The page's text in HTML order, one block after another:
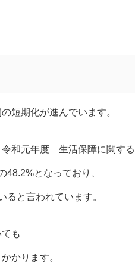
短期化が進んでいます。
和元年度 生活保障に関する
48.2%となっており、
ると言われています。
も
かります。